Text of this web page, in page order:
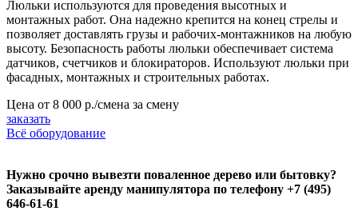
Люльки используются для проведения высотных и
монтажных работ. Она надежно крепится на конец стрелы и
позволяет доставлять грузы и рабочих-монтажников на любую
высоту. Безопасность работы люльки обеспечивает система
датчиков, счетчиков и блокираторов. Используют люльки при
фасадных, монтажных и строительных работах.
Цена от 8 000 р./смена за смену
заказать
Всё оборудование
Нужно срочно вывезти поваленное дерево или бытовку?
Заказывайте аренду манипулятора по телефону +7 (495)
646-61-61